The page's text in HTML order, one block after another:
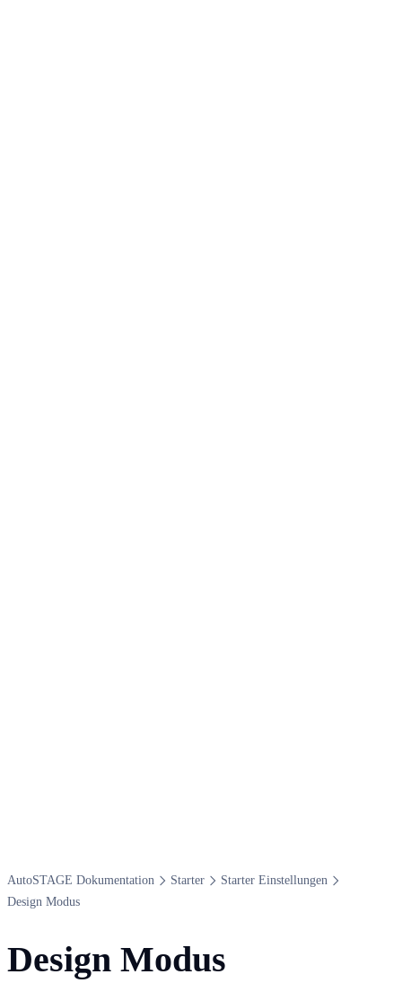
Auto​STAGE Dokumentation Starter
Starter Einstellungen
Design Modus
Design Modus